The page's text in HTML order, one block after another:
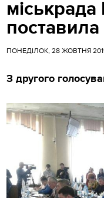
міськрада
ПОНЕДІЛОК, 28 ЖОВТНЯ
З другого